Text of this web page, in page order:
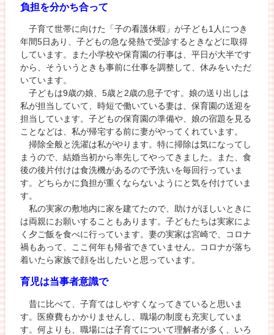
負担を分かち合って
子育て世帯に向けた「子の看護休暇」が子ども1人につき
年間5日あり、子どもの急な発熱で受診するときなどに取得
しています。また小学校や保育園の行事は、平日が大半です
から、そういうときも事前に仕事を調整して、休みをいただ
いています。
子どもは9歳の娘、5歳と2歳の息子です。娘の送り出しは
私が担当していて、時短で働いている妻は、保育園の送迎を
担当しています。子どもの保育園の準備や、娘の宿題を見る
ことなどは、私が帰宅する前に妻がやってくれています。
掃除全般と洗濯は私がやります。特に掃除は気になってし
まうので、結婚当初から率先してやってきました。また、食
後の後片付けは食洗機があるので予洗いを毎回行っていま
す。どちらかに負担が重くならないようにと気を付けていま
す。
私の実家の敷地内に家を建てたので、助けがほしいときに
は両親にお願いすることもあります。子どもたちは実家によ
く夕ご飯を食べに行っています。妻の実家は宮崎で、コロナ
禍もあって、ここ何年も帰省できていません。コロナが落ち
着いたら家族で顔を出したいと思っています。
育児は当事者意識で
昔に比べて、子育てはしやすくなってきていると思いま
す。医療費もかかりませんし、職場の制度も充実していま
す。何よりも、職場には子育てについて理解者が多く、いろ